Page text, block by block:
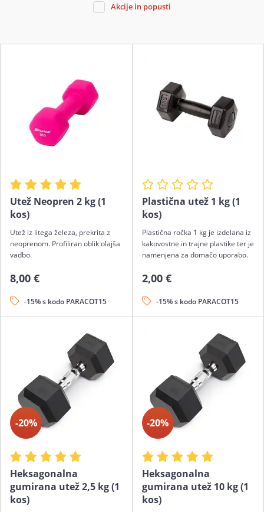
Akcije in popusti
Utež Neopren 2 kg (1
kos)
Utež iz litega železa, prekrita z
neoprenom. Profiliran oblik olajša
vadbo.
8,00 €
-15% s kodo PARACOT15
Plastična utež 1 kg (1
kos)
Plastična ročka 1 kg je izdelana iz
kakovostne in trajne plastike ter je
namenjena za domačo uporabo.
2,00 €
-15% s kodo PARACOT15
-20%
Heksagonalna
gumirana utež 2,5 kg (1
kos)
-20%
Heksagonalna
gumirana utež 10 kg (1
kos)